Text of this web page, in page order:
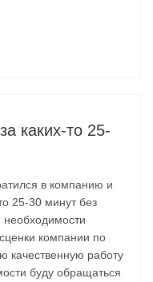
каких-то 25-
в компанию и
25-30 минут без
необходимости
компании по
качественную работу
буду обращаться